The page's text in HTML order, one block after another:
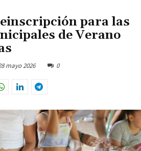
para las
de Verano
mayo 2026 0